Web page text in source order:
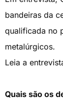
bandeiras da
qualificada no
metalúrgicos.
Leia a
Quais são os